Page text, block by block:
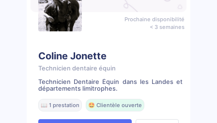
Prochaine disponibilité
< 3 semaines
Coline Jonette
Technicien dentaire équin
Technicien Dentaire Équin dans les Landes et
départements limitrophes.
📖 1 prestation 🤩 Clientèle ouverte